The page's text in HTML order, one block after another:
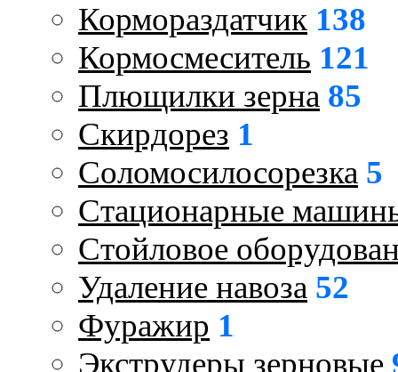
Кормораздатчик 138
Кормосмеситель 121
Плющилки зерна 85
Скирдорез 1
Соломосилосорезка 5
Стационарные
Стойловое
Удаление навоза 52
Фуражир 1
Экструдеры зерновые